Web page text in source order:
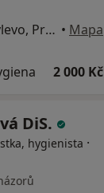
Bolzanova 1679/3, 2. poschodí vlevo, Praha • Mapa
2 000 Kč
DiS.
hygienista ·